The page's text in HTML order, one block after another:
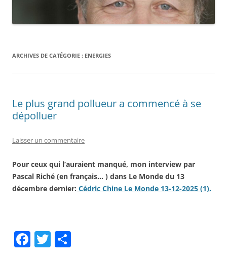
ARCHIVES DE CATÉGORIE : ENERGIES
Le plus grand pollueur a commencé à se
dépolluer
Laisser un commentaire
Pour ceux qui l’auraient manqué, mon interview par
Pascal Riché (en français… ) dans Le Monde du 13
décembre dernier: Cédric Chine Le Monde 13-12-2025 (1).
F T